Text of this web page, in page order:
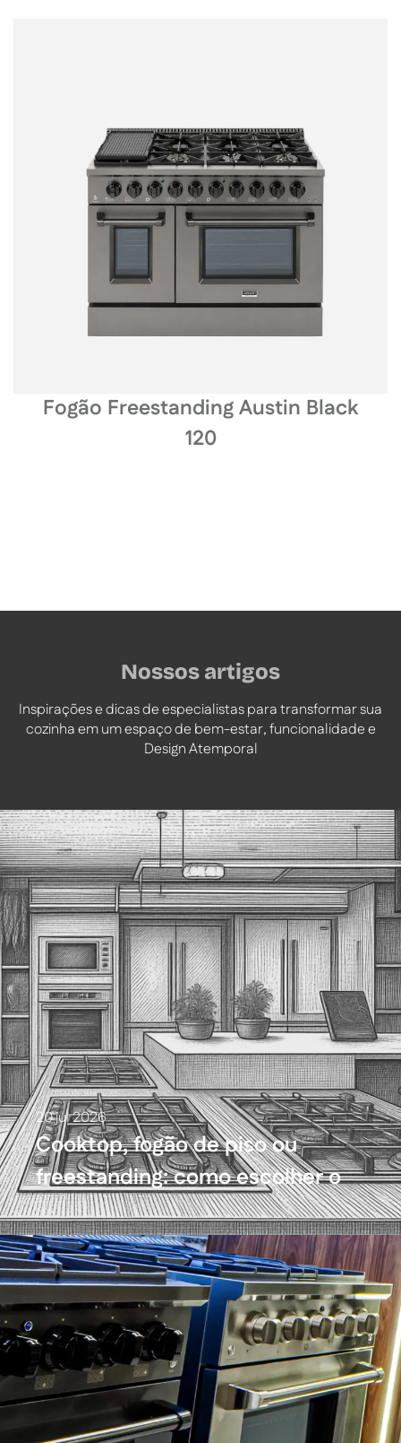
Fogão Freestanding Austin Black
120
Nossos artigos
Inspirações e dicas de especialistas para transformar sua
cozinha em um espaço de bem-estar, funcionalidade e
Design Atemporal
20 jul 2026
Cooktop, fogão de piso ou
freestanding: como escolher o
fogão da cozinha planejada